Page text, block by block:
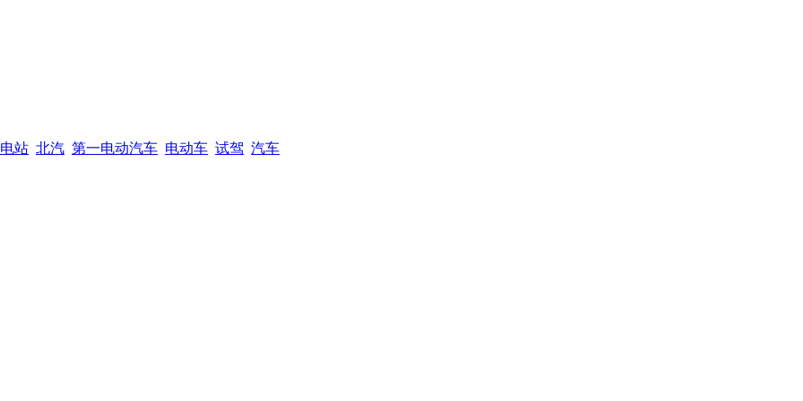
站 北汽 第一电动汽车 电动车 试驾 汽车